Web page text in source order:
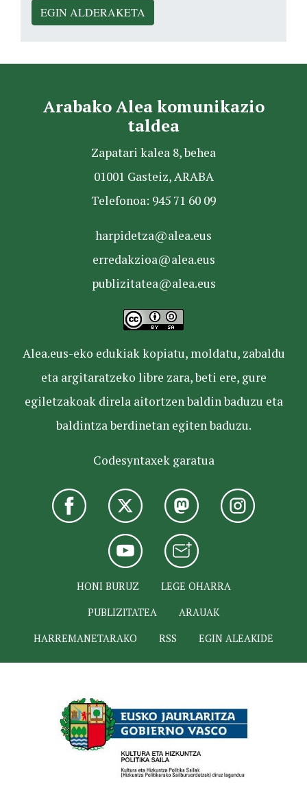
EGIN ALDERAKETA
Arabako Alea komunikazio
taldea
Zapatari kalea 8, behea
01001 Gasteiz, ARABA
Telefonoa: 945 71 60 09
harpidetza@alea.eus
erredakzioa@alea.eus
publizitatea@alea.eus
Alea.eus-eko edukiak kopiatu, moldatu, zabaldu
eta argitaratzeko libre zara, beti ere, gure
egiletzakoak direla aitortzen baldin baduzu eta
baldintza berdinetan egiten baduzu.
Codesyntaxek garatua
HONI BURUZ
LEGE OHARRA
PUBLIZITATEA
ARAUAK
HARREMANETARAKO
RSS EGIN ALEAKIDE